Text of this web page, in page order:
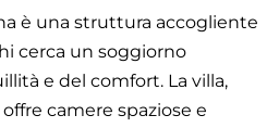
è una struttura accogliente
cerca un soggiorno
e del comfort. La villa,
camere spaziose e